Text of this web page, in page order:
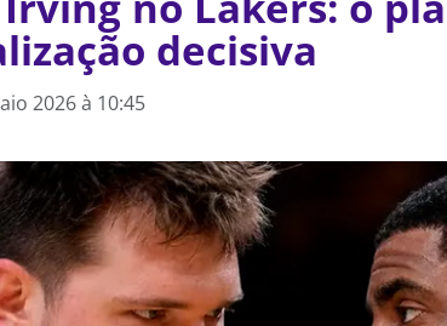
decisiva
2026 à 10:45